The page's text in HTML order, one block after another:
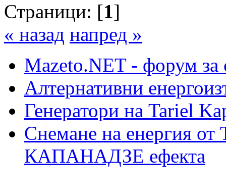
Страници: [1]
« назад напред »
Mazeto.NET - форум за
Алтернативни
Генератори на Tariel
Снемане на енергия от
КАПАНАДЗЕ ефекта